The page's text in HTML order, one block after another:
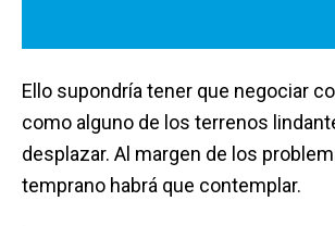
Ello supondría tener que negociar
como alguno de los terrenos
desplazar. Al margen de los
temprano habrá que contemplar.